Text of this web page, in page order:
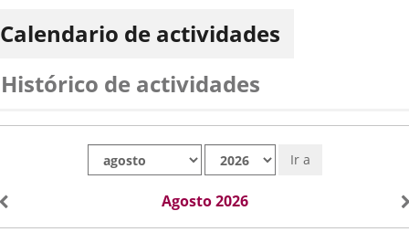
Calendario de actividades
Histórico de actividades
Ir a
Agosto 2026